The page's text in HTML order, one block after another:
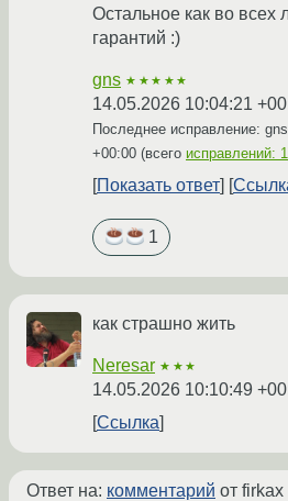
Остальное как во всех
гарантий :)
gns ★★★★★
14.05.2026 10:04:21
Последнее исправление: gns
+00:00 (всего исправлений: 1
Показать ответ
1
как страшно жить
Neresar ★★★
14.05.2026 10:10:49
Ссылка
Ответ на: комментарий от firkax